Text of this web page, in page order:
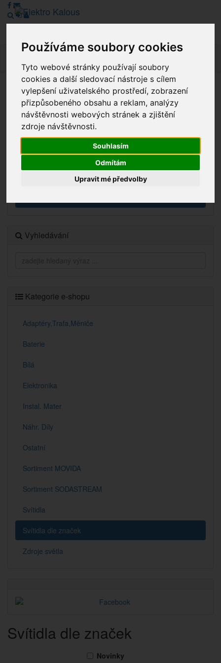
Používáme soubory cookies
Tyto webové stránky používají soubory
cookies a další sledovací nástroje s cílem
vylepšení uživatelského prostředí, zobrazení
přizpůsobeného obsahu a reklam, analýzy
návštěvnosti webových stránek a zjištění
zdroje návštěvnosti.
Souhlasím
Odmítám
Upravit mé předvolby
Vážení zákazníci, v tuto chvíli je Náš internetový obchod v
režimu Katalogu. Objednávky on-line nyní nelze vyřídit.
Děkujeme za pochopení.
Výprodej
Vyhledávání
Kategorie e-shopu
Adaptéry,Trafa,Měniče
Baterie
Bílá
Elektronika
Instal. Mater
Náhr. Díly
Ostatní
Sortiment MOVIDA
Sortiment SODASTREAM
Svítidla
Svítidla dle značek
Zdroje světla
Svítidla dle značek
Novinky